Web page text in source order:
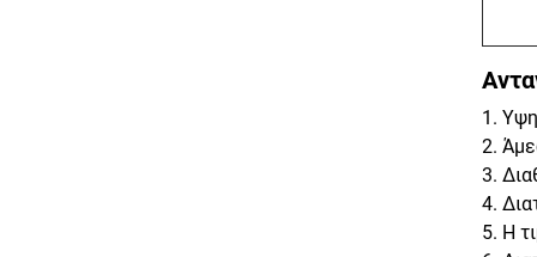
1.
2.
3.
4.
5. Η